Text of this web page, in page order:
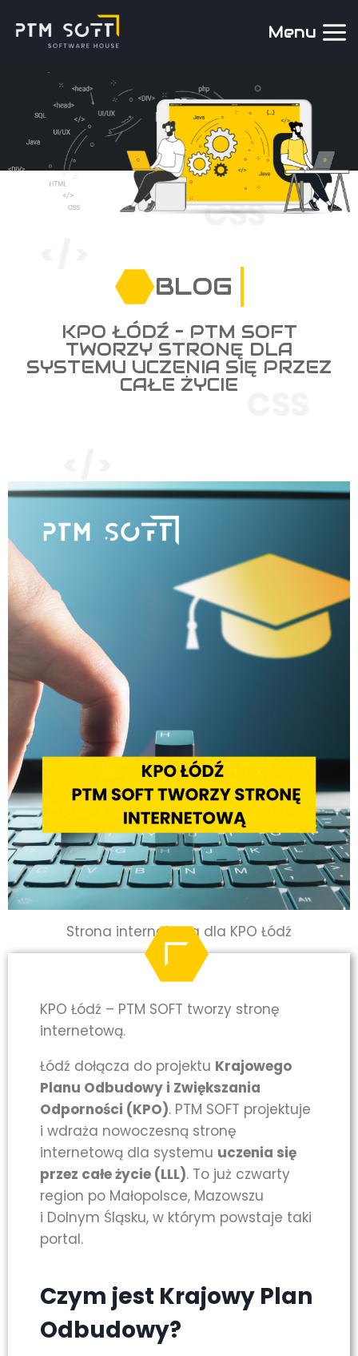
Menu
BLOG
KPO ŁÓDŹ – PTM SOFT
TWORZY STRONĘ DLA
SYSTEMU UCZENIA SIĘ PRZEZ
CAŁE ŻYCIE
Strona internetowa dla KPO Łódź
KPO Łódź – PTM SOFT tworzy stronę
internetową.
Łódź dołącza do projektu Krajowego
Planu Odbudowy i Zwiększania
Odporności (KPO). PTM SOFT projektuje
i wdraża nowoczesną stronę
internetową dla systemu uczenia się
przez całe życie (LLL). To już czwarty
region po Małopolsce, Mazowszu
i Dolnym Śląsku, w którym powstaje taki
portal.
Czym jest Krajowy Plan
Odbudowy?